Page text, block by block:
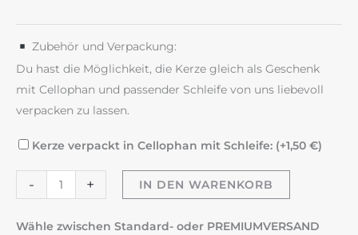
Zubehör und Verpackung:
Du hast die Möglichkeit, die Kerze gleich als Geschenk
mit Cellophan und passender Schleife von uns liebevoll
verpacken zu lassen.
Kerze verpackt in Cellophan mit Schleife: (+1,50 €)
-
"Glückslicht"
Engel
Menge
+ IN DEN WARENKORB
Wähle zwischen Standard- oder PREMIUMVERSAND